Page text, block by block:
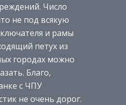
Число
не под всякую
и рамы
петух из
городах можно
Благо,
с ЧПУ
не очень дорог.